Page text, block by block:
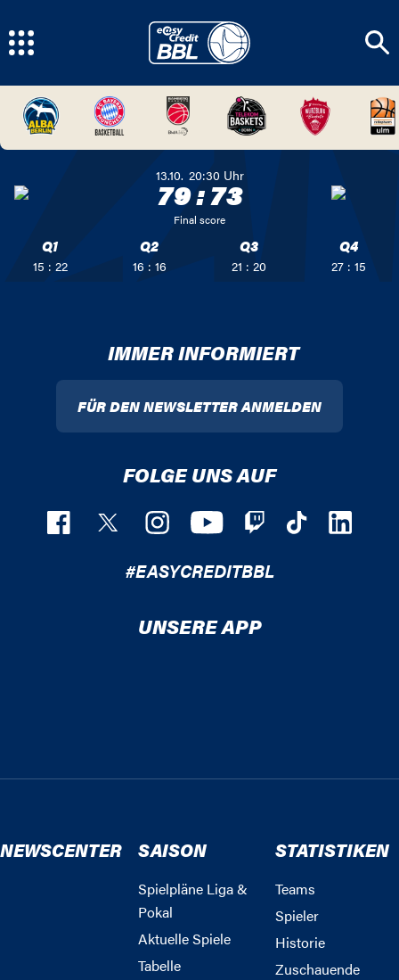
13.10. 20:30 Uhr
79:73
Final score
Q1
15 : 22
Q2
16 : 16
Q3
21 : 20
Q4
27 : 15
IMMER INFORMIERT
FÜR DEN NEWSLETTER ANMELDEN
FOLGE UNS AUF
#EASYCREDITBBL
UNSERE APP
NEWSCENTER SAISON
Spielpläne Liga &
Pokal
Aktuelle Spiele
Tabelle
STATISTIKEN
Teams
Spieler
Historie
Zuschauende